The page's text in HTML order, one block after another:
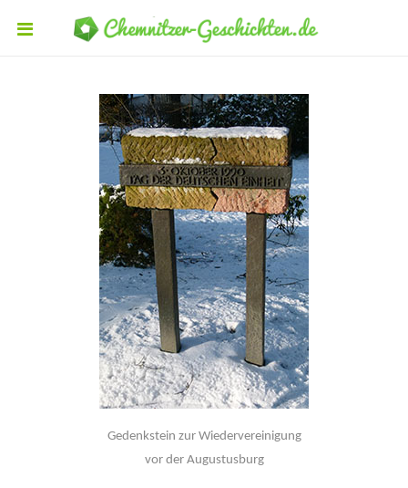
Gedenkstein zur Wiedervereinigung
vor der Augustusburg